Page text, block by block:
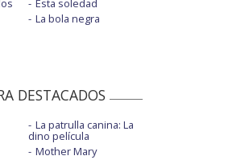
Esta soledad
La bola negra
DESTACADOS
La patrulla canina: La
dino película
Mother Mary